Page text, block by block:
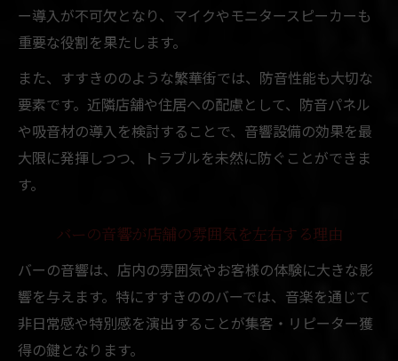
すすきので評価される音響設備の特徴
札幌中央区バーのライブ音響実践例
音響設備選定で失敗しないポイント
バーのライブイベント向け音響改善策
バーを特別空間に変える音響設備の秘密
バーの個性を引き出す音響設備の工夫
札幌市中央区で話題のバー音響事情
特別な空間を作るバー音響の秘訣
音響設備で進化するすすきのバー体験
すすきのバーの音響設備進化の背景
ー導入が不可欠となり、マイクやモニタースピーカーも
重要な役割を果たします。
また、すすきののような繁華街では、防音性能も大切な
要素です。近隣店舗や住居への配慮として、防音パネル
や吸音材の導入を検討することで、音響設備の効果を最
大限に発揮しつつ、トラブルを未然に防ぐことができま
す。
バーの音響が店舗の雰囲気を左右する理由
バーの音響は、店内の雰囲気やお客様の体験に大きな影
響を与えます。特にすすきののバーでは、音楽を通じて
非日常感や特別感を演出することが集客・リピーター獲
得の鍵となります。